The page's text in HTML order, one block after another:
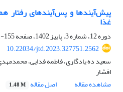
پیش‌آیند‌ها و پس‌آیندهای رفتار
غذا
دوره 12، شماره 3، پاییز 1402، صفحه
155-171
10.22034/jtd.2023.327751.2562
سعید ده یادگاری، فاطمه فدایی،
افشار
مشاهده مقاله
اصل مقاله 1.48 M